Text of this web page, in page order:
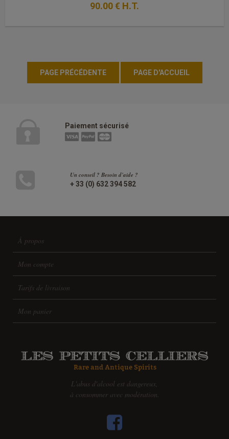
90.00€ H.T.
Paiement sécurisé
Un conseil ? Besoin d'aide ?
+ 33 (0) 632 394 582
À propos
Mon compte
Tarifs de livraison
Mon panier
L'abus d'alcool est dangereux,
à consommer avec modération.